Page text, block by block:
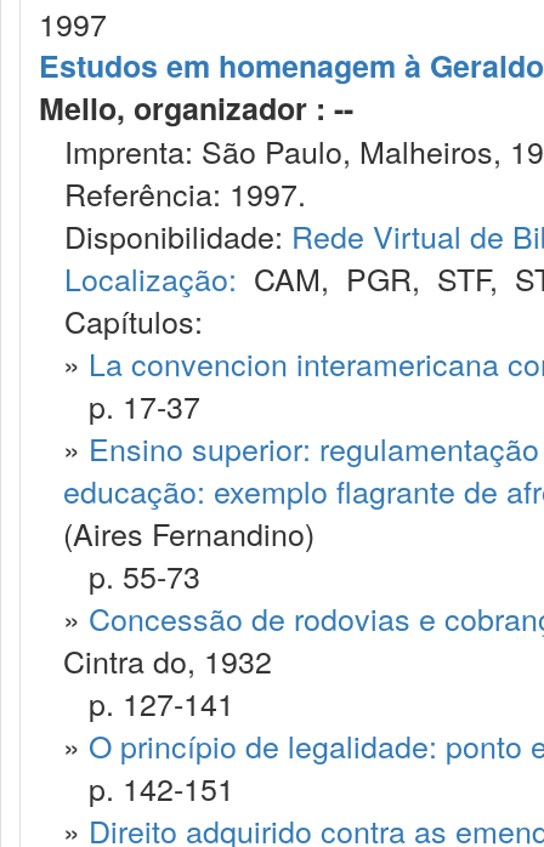
1997
Estudos em homenagem à
Mello, organizador : --
Imprenta: São Paulo, Malheiros,
Referência: 1997.
Disponibilidade: Rede Virtual de
Localização: CAM, PGR, STF,
Capítulos:
» La convencion interamericana
p. 17-37
» Ensino superior:
educação: exemplo flagrante de
(Aires Fernandino)
p. 55-73
» Concessão de rodovias e
Cintra do, 1932
p. 127-141
» O princípio de legalidade: ponto
p. 142-151
» Direito adquirido contra as